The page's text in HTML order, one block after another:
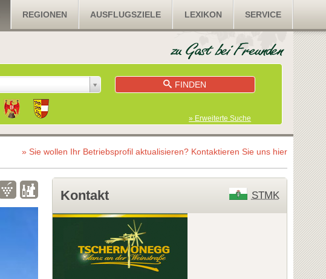
REGIONEN AUSFLUGSZIELE LEXIKON SERVICE
FINDEN
» Erweiterte Suche
» Sie wollen Ihr Betriebsprofil aktualisieren? Kontaktieren Sie uns hier
Kontakt STMK